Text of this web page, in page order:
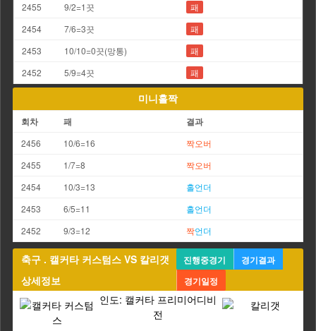
2455
9/2=1끗
패
2454
7/6=3끗
패
2453
10/10=0끗(망통)
패
2452
5/9=4끗 패
미니홀짝
회차 패 결과
2456 10/6=16 짝오버
2455
1/7=8 짝오버
2454
10/3=13 홀언더
2453
6/5=11 홀언더
2452
9/3=12 짝언더
축구 . 캘커타 커스텀스 VS 칼리갯
상세정보
진행중경기
경기결과
경기일정
인도: 캘커타 프리미어디비
전